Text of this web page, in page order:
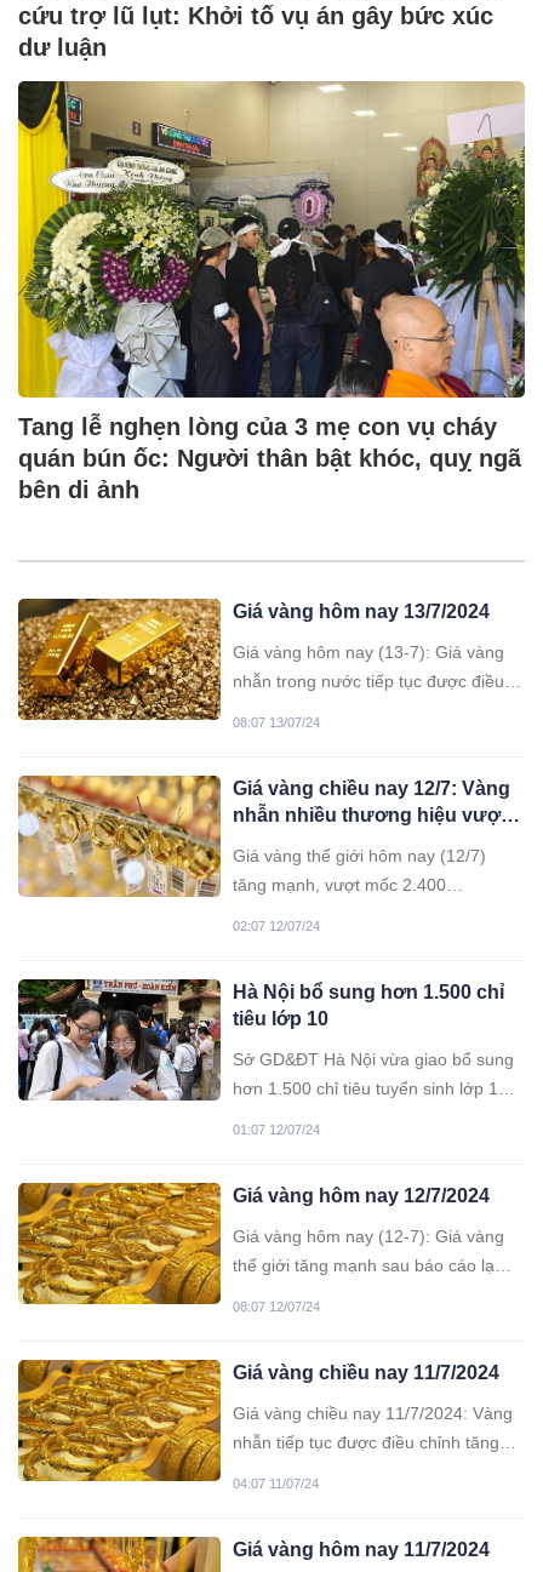
cứu trợ lũ lụt: Khởi tố vụ án gây bức xúc
dư luận
Tang lễ nghẹn lòng của 3 mẹ con vụ cháy
quán bún ốc: Người thân bật khóc, quỵ ngã
bên di ảnh
Giá vàng hôm nay 13/7/2024
Giá vàng hôm nay (13-7): Giá vàng
nhẫn trong nước tiếp tục được điều
08:07 13/07/24
Giá vàng chiều nay 12/7: Vàng
nhẫn nhiều thương hiệu vượt
Giá vàng thế giới hôm nay (12/7)
tăng mạnh, vượt mốc 2.400
nhẫn SJC tăng mạnh theo giá thế
giới, giao dịch ở mức 76,7 triệu
đồng/lượng. Giá vàng nhẫn nhiều
thương hiệu vượt giá vàng miếng
02:07 12/07/24
Hà Nội bổ sung hơn 1.500 chỉ
tiêu lớp 10
Sở GD&ĐT Hà Nội vừa giao bổ sung
hơn 1.500 chỉ tiêu tuyển sinh lớp 10
TP.
01:07 12/07/24
Giá vàng hôm nay 12/7/2024
Giá vàng hôm nay (12-7): Giá vàng
thế giới tăng mạnh sau báo cáo lạm
08:07 12/07/24
Giá vàng chiều nay 11/7/2024
Giá vàng chiều nay 11/7/2024: Vàng
nhẫn tiếp tục được điều chỉnh tăng
04:07 11/07/24
Giá vàng hôm nay 11/7/2024